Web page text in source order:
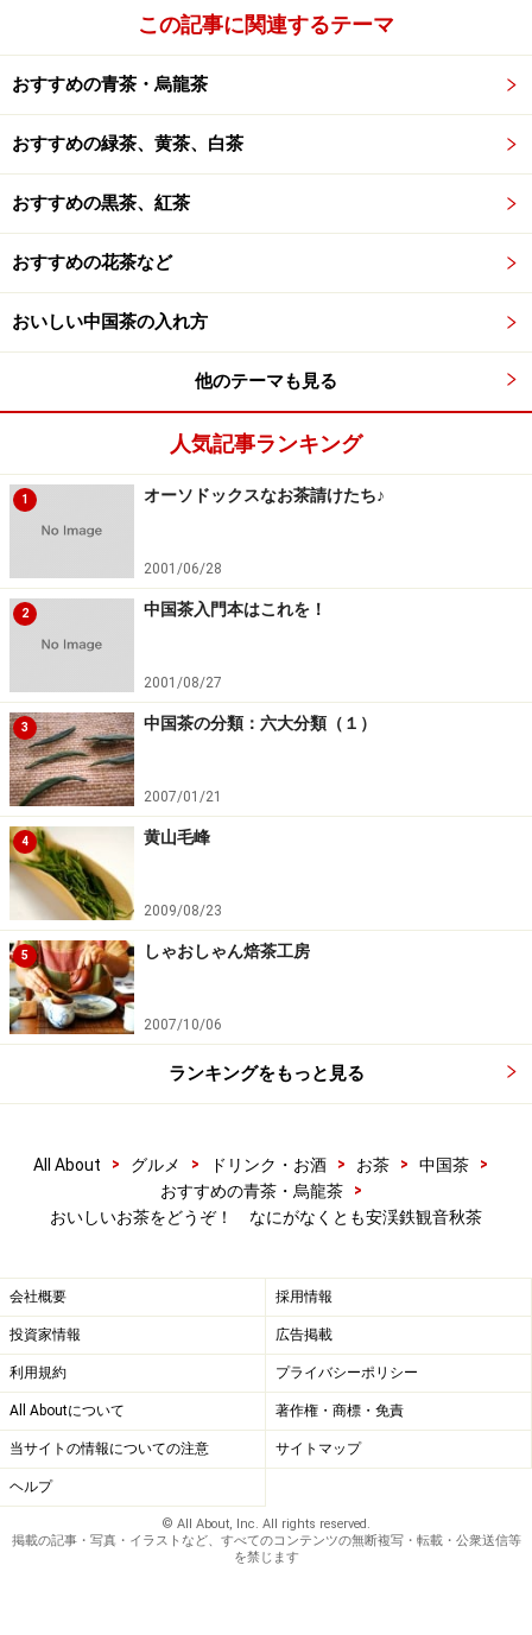
この記事に関連するテーマ
おすすめの青茶・烏龍茶
おすすめの緑茶、黄茶、白茶
おすすめの黒茶、紅茶
おすすめの花茶など
おいしい中国茶の入れ方
他のテーマも見る
人気記事ランキング
1 オーソドックスなお茶請けたち♪
2001/06/28
2 中国茶入門本はこれを！
2001/08/27
3 中国茶の分類：六大分類（１）
2007/01/21
4 黄山毛峰
2009/08/23
5 しゃおしゃん焙茶工房
2007/10/06
ランキングをもっと見る
All About > グルメ > ドリンク・お酒 > お茶 > 中国茶
>
おすすめの青茶・烏龍茶
>
おいしいお茶をどうぞ！ なにがなくとも安渓鉄観音秋茶
会社概要 採用情報
投資家情報 広告掲載
利用規約 プライバシーポリシー
All Aboutについて 著作権・商標・免責
当サイトの情報についての注意 サイトマップ
ヘルプ
© All About, Inc. All rights reserved.
掲載の記事・写真・イラストなど、すべてのコンテンツの無断複写・転載・公衆送信等
を禁じます